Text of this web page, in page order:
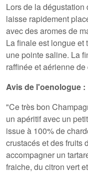
Lors de la
laisse rapidement
avec des aromes de
La finale est longue et
une pointe saline. La
raffinée et aérienne
Avis de l'oenologue :
"Ce très bon
un apéritif avec un
issue à 100% de
crustacés et des fruits
accompagner un
fraiche, du citron vert